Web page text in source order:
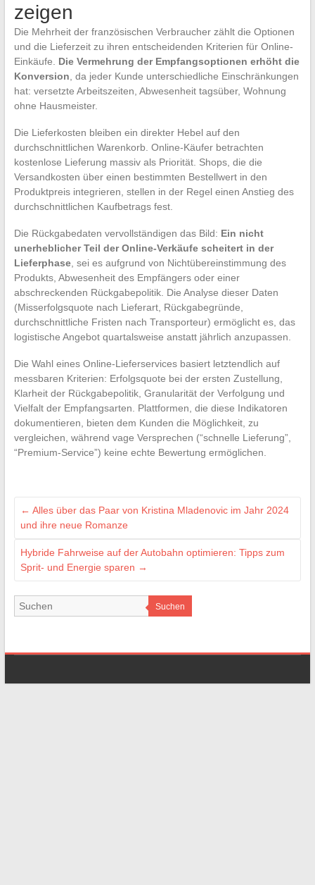
zeigen
Die Mehrheit der französischen Verbraucher zählt die Optionen
und die Lieferzeit zu ihren entscheidenden Kriterien für Online-
Einkäufe. Die Vermehrung der Empfangsoptionen erhöht die
Konversion, da jeder Kunde unterschiedliche Einschränkungen
hat: versetzte Arbeitszeiten, Abwesenheit tagsüber, Wohnung
ohne Hausmeister.
Die Lieferkosten bleiben ein direkter Hebel auf den
durchschnittlichen Warenkorb. Online-Käufer betrachten
kostenlose Lieferung massiv als Priorität. Shops, die die
Versandkosten über einen bestimmten Bestellwert in den
Produktpreis integrieren, stellen in der Regel einen Anstieg des
durchschnittlichen Kaufbetrags fest.
Die Rückgabedaten vervollständigen das Bild: Ein nicht
unerheblicher Teil der Online-Verkäufe scheitert in der
Lieferphase, sei es aufgrund von Nichtübereinstimmung des
Produkts, Abwesenheit des Empfängers oder einer
abschreckenden Rückgabepolitik. Die Analyse dieser Daten
(Misserfolgsquote nach Lieferart, Rückgabegründe,
durchschnittliche Fristen nach Transporteur) ermöglicht es, das
logistische Angebot quartalsweise anstatt jährlich anzupassen.
Die Wahl eines Online-Lieferservices basiert letztendlich auf
messbaren Kriterien: Erfolgsquote bei der ersten Zustellung,
Klarheit der Rückgabepolitik, Granularität der Verfolgung und
Vielfalt der Empfangsarten. Plattformen, die diese Indikatoren
dokumentieren, bieten dem Kunden die Möglichkeit, zu
vergleichen, während vage Versprechen (“schnelle Lieferung”,
“Premium-Service”) keine echte Bewertung ermöglichen.
← Alles über das Paar von Kristina Mladenovic im Jahr 2024
und ihre neue Romanze
Hybride Fahrweise auf der Autobahn optimieren: Tipps zum
Sprit- und Energie sparen →
Suchen